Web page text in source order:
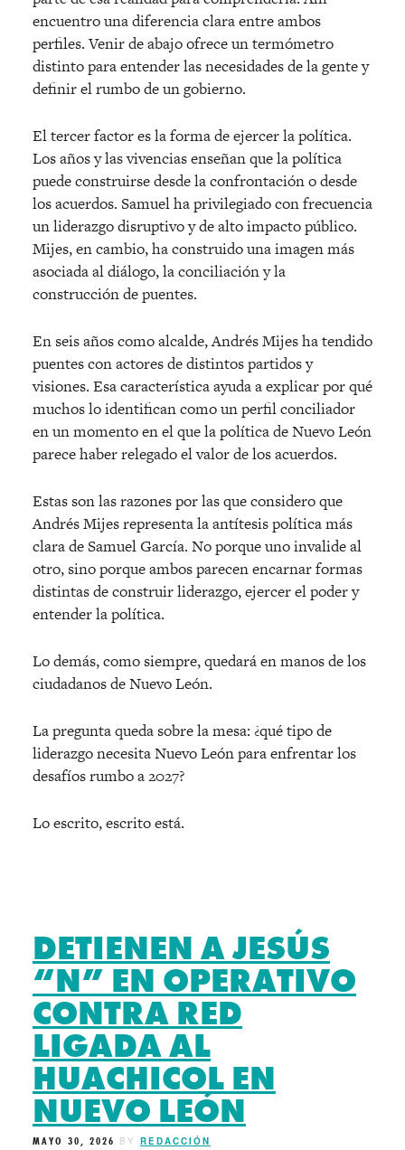
encuentro una diferencia clara entre ambos
perfiles. Venir de abajo ofrece un termómetro
distinto para entender las necesidades de la gente y
definir el rumbo de un gobierno.
El tercer factor es la forma de ejercer la política.
Los años y las vivencias enseñan que la política
puede construirse desde la confrontación o desde
los acuerdos. Samuel ha privilegiado con frecuencia
un liderazgo disruptivo y de alto impacto público.
Mijes, en cambio, ha construido una imagen más
asociada al diálogo, la conciliación y la
construcción de puentes.
En seis años como alcalde, Andrés Mijes ha tendido
puentes con actores de distintos partidos y
visiones. Esa característica ayuda a explicar por qué
muchos lo identifican como un perfil conciliador
en un momento en el que la política de Nuevo León
parece haber relegado el valor de los acuerdos.
Estas son las razones por las que considero que
Andrés Mijes representa la antítesis política más
clara de Samuel García. No porque uno invalide al
otro, sino porque ambos parecen encarnar formas
distintas de construir liderazgo, ejercer el poder y
entender la política.
Lo demás, como siempre, quedará en manos de los
ciudadanos de Nuevo León.
La pregunta queda sobre la mesa: ¿qué tipo de
liderazgo necesita Nuevo León para enfrentar los
desafíos rumbo a 2027?
Lo escrito, escrito está.
DETIENEN A JESÚS
“N” EN OPERATIVO
CONTRA RED
LIGADA AL
HUACHICOL EN
NUEVO LEÓN
MAYO 30, 2026 BY REDACCIÓN